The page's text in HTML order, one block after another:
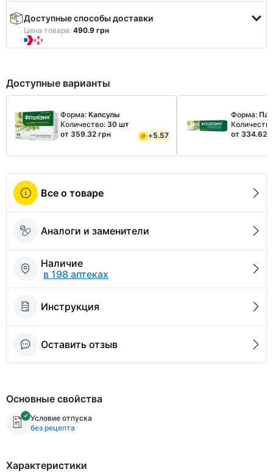
Доступные способы доставки
Цена товара: 490.9 грн
Доступные варианты
Форма: Капсулы
Количество: 30 шт
от 359.32 грн
+5.57
Форма:
от 334.62
Все о товаре
Аналоги и заменители
Наличие
в 198 аптеках
Инструкция
Оставить отзыв
Основные свойства
Условие отпуска
без рецепта
Характеристики